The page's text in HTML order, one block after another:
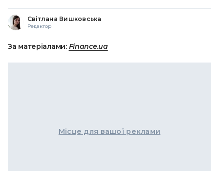
Світлана Вишковська
Редактор
За матеріалами: Finance.ua
Місце для вашої реклами